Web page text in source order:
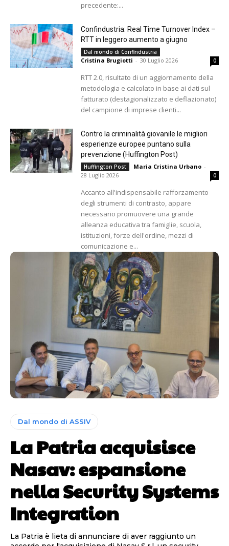
precedente:...
Confindustria: Real Time Turnover Index –
RTT in leggero aumento a giugno
Dal mondo di Confindustria
Cristina Brugiotti - 30 Luglio 2026 0
RTT 2.0, risultato di un aggiornamento della
metodologia e calcolato in base ai dati sul
fatturato (destagionalizzato e deflazionato)
del campione di imprese clienti...
Contro la criminalità giovanile le migliori
esperienze europee puntano sulla
prevenzione (Huffington Post)
Huffington Post Maria Cristina Urbano -
28 Luglio 2026
0
Accanto all'indispensabile rafforzamento
degli strumenti di contrasto, appare
necessario promuovere una grande
alleanza educativa tra famiglie, scuola,
istituzioni, forze dell'ordine, mezzi di
comunicazione e...
Dal mondo di ASSIV
La Patria acquisisce
Nasav: espansione
nella Security Systems
Integration
La Patria è lieta di annunciare di aver raggiunto un